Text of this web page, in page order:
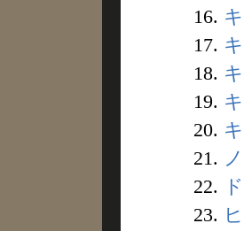
16.
17.
18.
19.
20.
21.
22.
23.